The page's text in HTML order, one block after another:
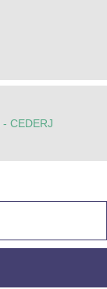
CEDERJ